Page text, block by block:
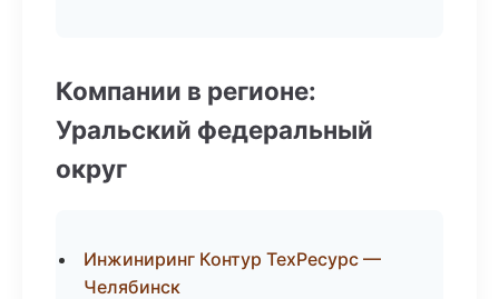
Компании в регионе:
Уральский федеральный
округ
Инжиниринг Контур ТехРесурс —
Челябинск